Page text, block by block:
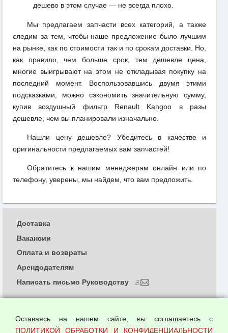
дешево в этом случае — не всегда плохо.
Мы предлагаем запчасти всех категорий, а также
следим за тем, чтобы наше предложение было лучшим
на рынке, как по стоимости так и по срокам доставки. Но,
как правило, чем больше срок, тем дешевле цена,
многие выигрывают на этом не откладывая покупку на
последний момент. Воспользовавшись двумя этими
подсказками, можно сэкономить значительную сумму,
купив воздушный фильтр Renault Kangoo в разы
дешевле, чем вы планировали изначально.
Нашли цену дешевле? Убедитесь в качестве и
оригинальности предлагаемых вам запчастей!
Обратитесь к нашим менеджерам онлайн или по
телефону, уверены, мы найдем, что вам предложить.
Политика обработки и конфиденциальности
персональных данных
Доставка
Вакансии
Оплата и возвраты
Арендодателям
Написать письмо Руководству
Оставаясь на нашем сайте, вы соглашаетесь с
ПОЛИТИКОЙ ОБРАБОТКИ И КОНФИДЕНЦИАЛЬНОСТИ